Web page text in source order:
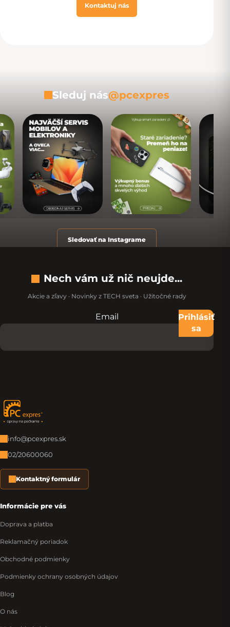
Kontaktuj nás
Sleduj nás@pcexpres
Sledovať na Instagrame
Nech vám už nič neujde...
Akcie a zľavy · Novinky z TECH sveta · Užitočné rady
Nevypĺňajte toto pole:
Email
Prihlásiť
sa
Zápätie
info@pcexpres.sk
02/20600060
Kontaktný formulár
Informácie pre vás
Doprava a platba
Reklamačný poriadok
Obchodné podmienky
Podmienky ochrany osobných údajov
Blog
O nás